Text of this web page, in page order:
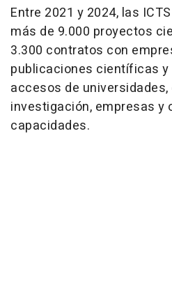
Entre 2021 y 2024, las
más de 9.000 proyectos
3.300 contratos con
publicaciones científicas y
accesos de
investigación, empresas y
capacidades.